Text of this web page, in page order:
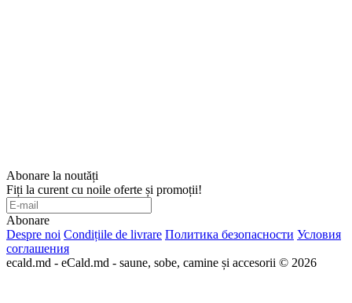
Abonare la noutăți
Fiți la curent cu noile oferte și promoții!
Abonare
Despre noi Condițiile de livrare Политика безопасности Условия
соглашения
ecald.md - eCald.md - saune, sobe, camine și accesorii © 2026